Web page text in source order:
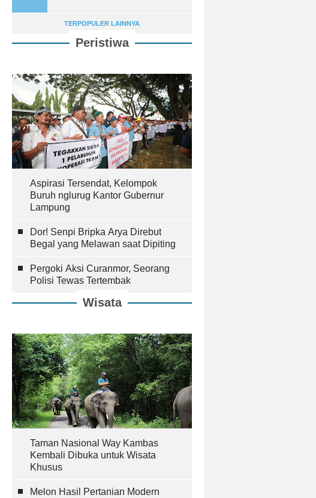
TERPOPULER LAINNYA
Peristiwa
Aspirasi Tersendat, Kelompok
Buruh nglurug Kantor Gubernur
Lampung
Dor! Senpi Bripka Arya Direbut
Begal yang Melawan saat Dipiting
Pergoki Aksi Curanmor, Seorang
Polisi Tewas Tertembak
Wisata
Taman Nasional Way Kambas
Kembali Dibuka untuk Wisata
Khusus
Melon Hasil Pertanian Modern